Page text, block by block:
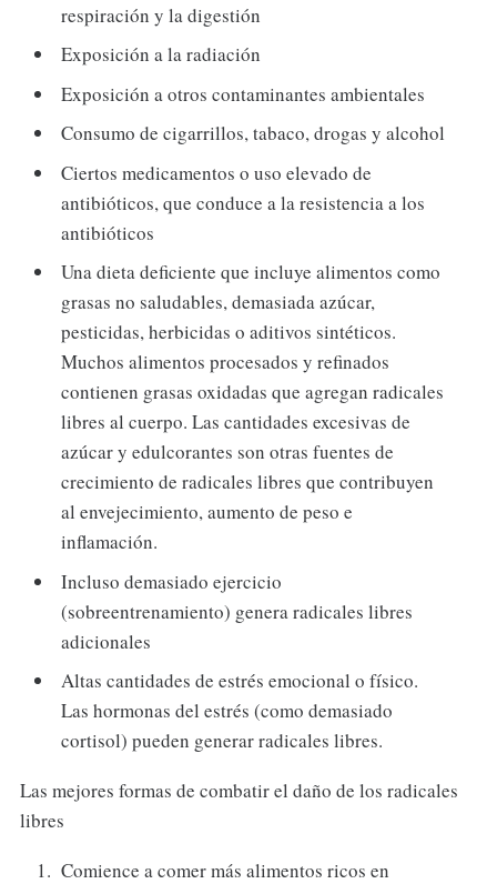
respiración y la digestión
Exposición a la radiación
Exposición a otros contaminantes ambientales
Consumo de cigarrillos, tabaco, drogas y alcohol
Ciertos medicamentos o uso elevado de
antibióticos, que conduce a la resistencia a los
antibióticos
Una dieta deficiente que incluye alimentos como
grasas no saludables, demasiada azúcar,
pesticidas, herbicidas o aditivos sintéticos.
Muchos alimentos procesados ​​y refinados
contienen grasas oxidadas que agregan radicales
libres al cuerpo. Las cantidades excesivas de
azúcar y edulcorantes son otras fuentes de
crecimiento de radicales libres que contribuyen
al envejecimiento, aumento de peso e
inflamación.
Incluso demasiado ejercicio
(sobreentrenamiento) genera radicales libres
adicionales
Altas cantidades de estrés emocional o físico.
Las hormonas del estrés (como demasiado
cortisol) pueden generar radicales libres.
Las mejores formas de combatir el daño de los radicales
libres
Comience a comer más alimentos ricos en